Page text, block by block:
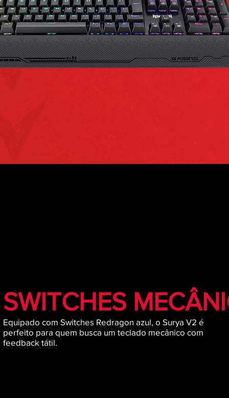
SWITCHES
Equipado com Switches Redragon azul, o Surya V2 é
perfeito para quem busca um teclado mecânico com
feedback tátil.